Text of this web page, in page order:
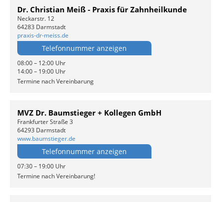
Dr. Christian Meiß - Praxis für Zahnheilkunde
Neckarstr. 12
64283 Darmstadt
praxis-dr-meiss.de
Telefonnummer anzeigen
08:00 – 12:00 Uhr
14:00 – 19:00 Uhr
Termine nach Vereinbarung
MVZ Dr. Baumstieger + Kollegen GmbH
Frankfurter Straße 3
64293 Darmstadt
www.baumstieger.de
Telefonnummer anzeigen
07:30 – 19:00 Uhr
Termine nach Vereinbarung!